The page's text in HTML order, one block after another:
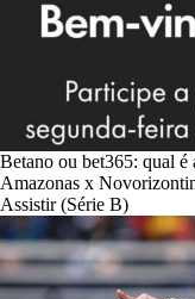
Betano ou bet365: qual é
Amazonas x
Assistir (Série B)